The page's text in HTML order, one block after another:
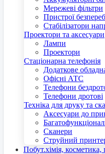
Мережеві фільтри
Пристрої
Стабілізатори
Проектори та аксесуари
Лампи
Проектори
Стаціонарна телефонія
Додаткове
Офісні АТС
Телефони
Телефони дротові
Техніка для друку та
Аксесуари до
Сканери
Струйний
Побут.хімія, косметика,